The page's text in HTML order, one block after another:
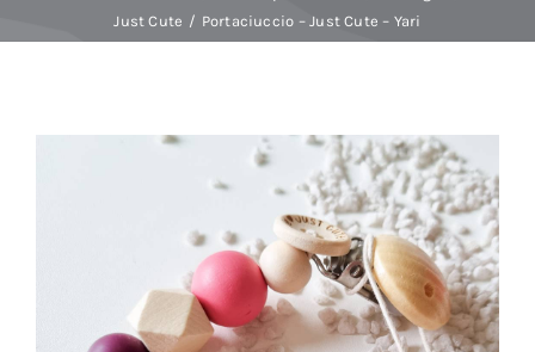
Buoni regalo
Just Cute
Portaciuccio – Just Cute – Yari